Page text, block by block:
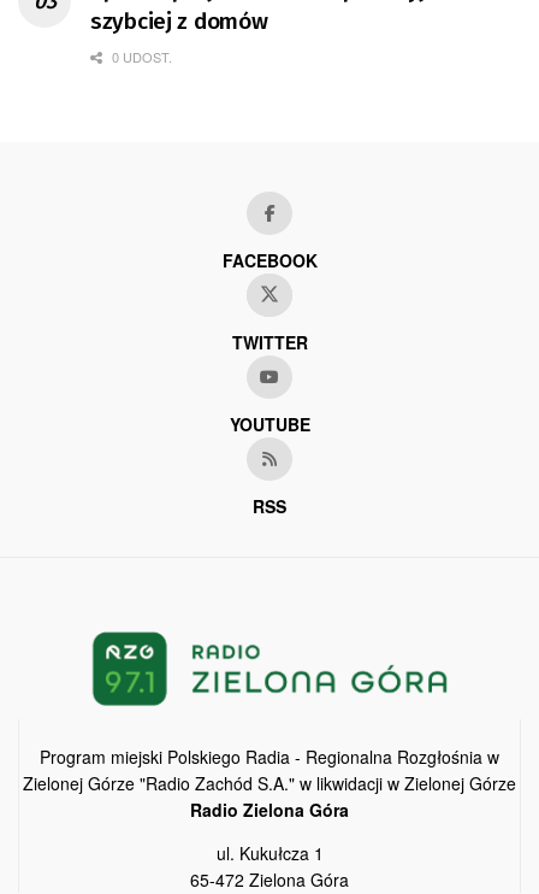
szybciej z domów
0 UDOST.
FACEBOOK
TWITTER
YOUTUBE
RSS
Program miejski Polskiego Radia - Regionalna Rozgłośnia w
Zielonej Górze "Radio Zachód S.A." w likwidacji w Zielonej Górze
Radio Zielona Góra
ul. Kukułcza 1
65-472 Zielona Góra